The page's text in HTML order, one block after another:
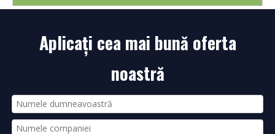
Aplicați cea mai bună oferta
noastră